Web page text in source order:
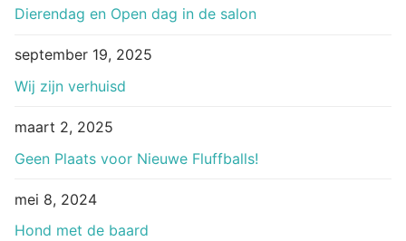
Dierendag en Open dag in de salon
september 19, 2025
Wij zijn verhuisd
maart 2, 2025
Geen Plaats voor Nieuwe Fluffballs!
mei 8, 2024
Hond met de baard